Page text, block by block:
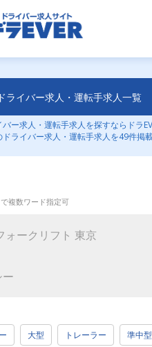
ライバー求人・運転手求人一覧
ー求人・運転手求人を探すならドラ
ライバー求人・運転手求人を49件掲載
複数ワード指定可
大型 トレーラー 準中